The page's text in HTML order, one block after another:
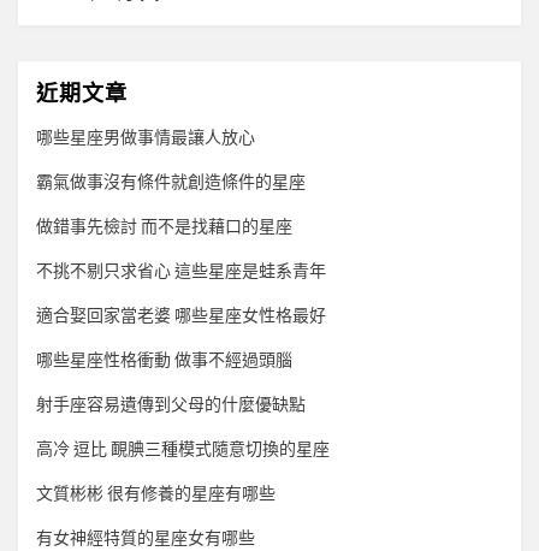
近期文章
哪些星座男做事情最讓人放心
霸氣做事沒有條件就創造條件的星座
做錯事先檢討 而不是找藉口的星座
不挑不剔只求省心 這些星座是蛙系青年
適合娶回家當老婆 哪些星座女性格最好
哪些星座性格衝動 做事不經過頭腦
射手座容易遺傳到父母的什麼優缺點
高冷 逗比 靦腆三種模式隨意切換的星座
文質彬彬 很有修養的星座有哪些
有女神經特質的星座女有哪些